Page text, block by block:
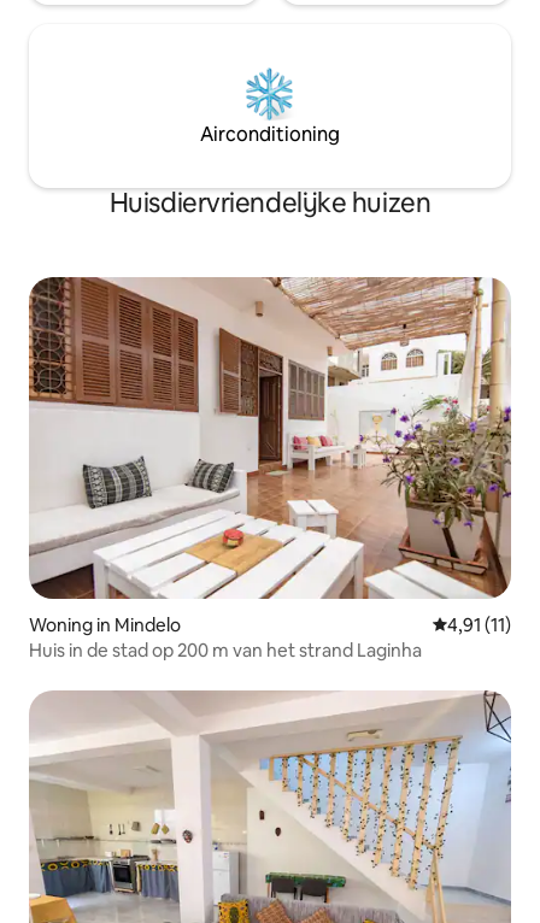
Airconditioning
Huisdiervriendelijke huizen
Woning in Mindelo Gemiddelde
4,91 (11)
Huis in de stad op 200 m van het strand Laginha